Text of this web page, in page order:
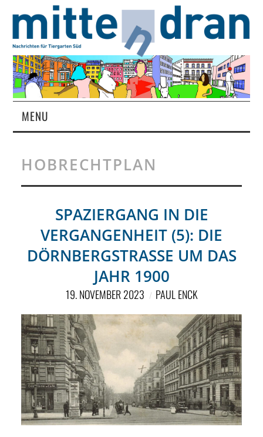
MENU
MAGAZIN
ÜBER UNS
RUBRIKEN
NETZWERK
SPONSORING
KONTAKT
HOBRECHTPLAN
SPAZIERGANG IN DIE
VERGANGENHEIT (5): DIE
DÖRNBERGSTRASSE UM DAS J
AHR 1900
19. NOVEMBER 2023 PAUL ENCK